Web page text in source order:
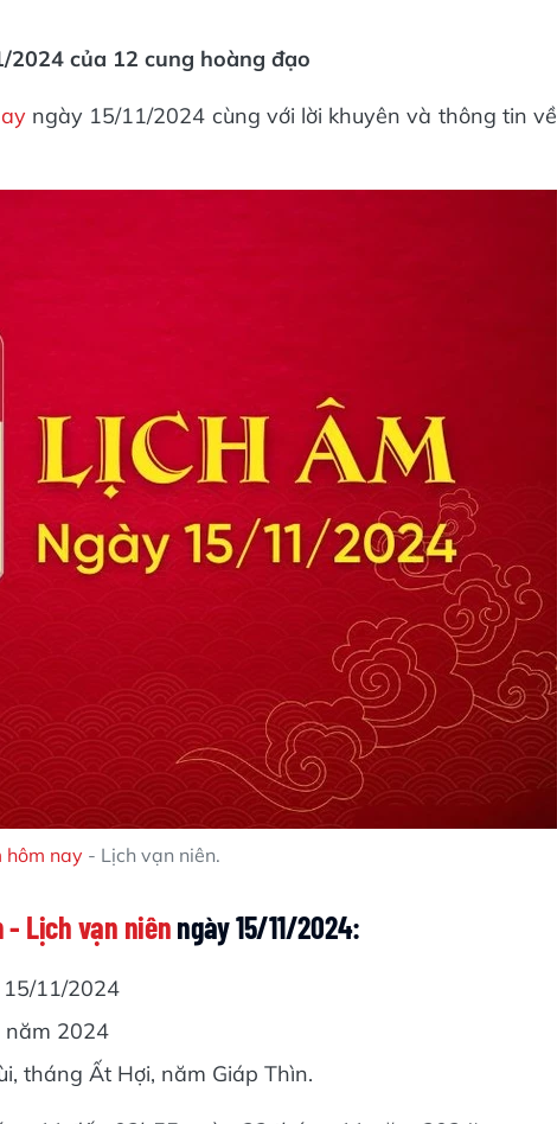
của 12 cung hoàng đạo
ngày 15/11/2024 cùng với lời khuyên và thông tin về
hôm nay - Lịch vạn niên.
- Lịch vạn niênngày 15/11/2024:
11/2024
2024
tháng Ất Hợi, năm Giáp Thìn.